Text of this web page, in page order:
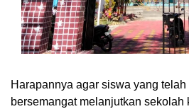
Harapannya agar siswa yang
bersemangat melanjutkan sekolah